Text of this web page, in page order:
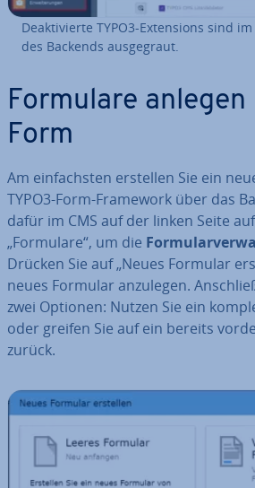
De­ak­ti­vier­te TYPO3-Ex­ten­si­ons sind
des Backends aus­ge­graut.
Formulare anlegen
Form
Am ein­fachs­ten erstellen Sie ein
TYPO3-Form-Framework über das
dafür im CMS auf der linken Seite
„Formulare“, um die
Drücken Sie auf „Neues Formular
neues Formular anzulegen.
zwei Optionen: Nutzen Sie ein
oder greifen Sie auf ein bereits
zurück.